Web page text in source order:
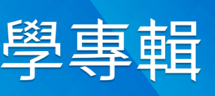
科技 影片 名家榜